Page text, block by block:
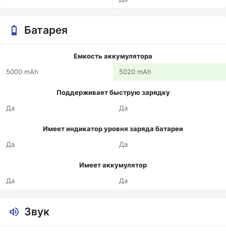
Батарея
Емкость аккумулятора
5000 mAh
5020 mAh
Поддерживает быструю зарядку
Да
Да
Имеет индикатор уровня заряда батареи
Да
Да
Имеет аккумулятор
Да
Да
Звук